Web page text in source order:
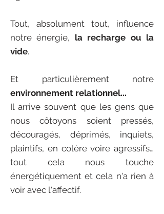
Tout, absolument tout, influence
notre énergie, la recharge ou la
vide.
Et particulièrement notre
environnement relationnel...
Il arrive souvent que les gens que
nous côtoyons soient pressés,
découragés, déprimés, inquiets,
plaintifs, en colère voire agressifs…
tout cela nous touche
énergétiquement et cela n'a rien à
voir avec l'affectif.